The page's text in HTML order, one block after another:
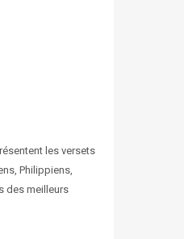
les versets
Philippiens,
des meilleurs